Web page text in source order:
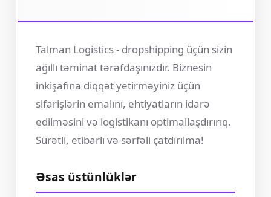
Talman Logistics - dropshipping üçün sizin
ağıllı təminat tərəfdaşınızdır. Biznesin
inkişafına diqqət yetirməyiniz üçün
sifarişlərin emalını, ehtiyatların idarə
edilməsini və logistikanı optimallaşdırırıq.
Sürətli, etibarlı və sərfəli çatdırılma!
Əsas üstünlüklər